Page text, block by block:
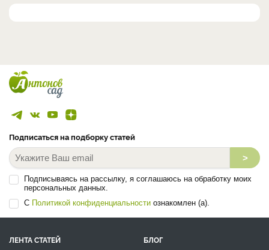
Подписаться на подборку статей
>
Подписываясь на рассылку, я соглашаюсь на обработку моих
персональных данных.
С Политикой конфиденциальности ознакомлен (а).
ЛЕНТА СТАТЕЙ
БЛОГ